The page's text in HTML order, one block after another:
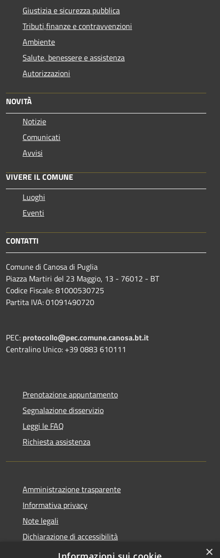
Giustizia e sicurezza pubblica
Tributi,finanze e contravvenzioni
Ambiente
Salute, benessere e assistenza
Autorizzazioni
NOVITÀ
Notizie
Comunicati
Avvisi
VIVERE IL COMUNE
Luoghi
Eventi
CONTATTI
Comune di Canosa di Puglia
Piazza Martiri del 23 Maggio, 13 - 76012 - BT
Codice Fiscale: 81000530725
Partita IVA: 01091490720
PEC: protocollo@pec.comune.canosa.bt.it
Centralino Unico: +39 0883 610111
Prenotazione appuntamento
Segnalazione disservizio
Leggi le FAQ
Richiesta assistenza
Amministrazione trasparente
Informativa privacy
Note legali
Dichiarazione di accessibilità
WhistleblowingPA
×